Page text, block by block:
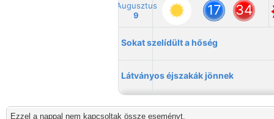
Ezzel a nappal nem kapcsoltak össze eseményt.